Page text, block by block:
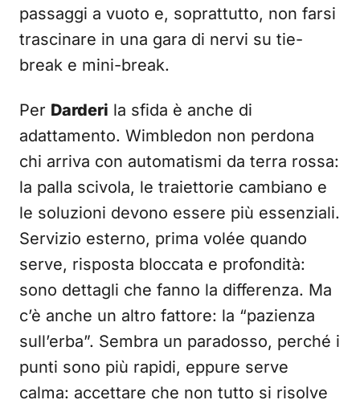
passaggi a vuoto e, soprattutto, non farsi
trascinare in una gara di nervi su tie-
break e mini-break.
Per Darderi la sfida è anche di
adattamento. Wimbledon non perdona
chi arriva con automatismi da terra rossa:
la palla scivola, le traiettorie cambiano e
le soluzioni devono essere più essenziali.
Servizio esterno, prima volée quando
serve, risposta bloccata e profondità:
sono dettagli che fanno la differenza. Ma
c’è anche un altro fattore: la “pazienza
sull’erba”. Sembra un paradosso, perché i
punti sono più rapidi, eppure serve
calma: accettare che non tutto si risolve